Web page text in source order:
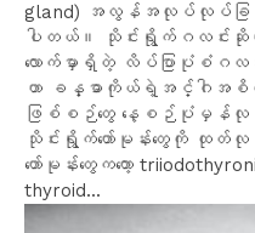
gland) အလွန်အလုပ်လုပ်ခြင်းက
ပါတယ်။ သိုင်းရွိုက်ဂလင်းဆိုတာ လည်ပင်းရှေ့တည့်တည့် အောက်ခြေနား
လောက်မှာရှိတဲ့ လိပ်ပြာပုံစံဂလင်း
ဟာ ခန္ဓာကိုယ်ရဲ့အင်္ဂါအစိ
ဖြစ်စဉ်တွေ နေ့စဉ်ပုံမှန်လု
သိုင်းရွိုက်ဟော်မုန်းတွေကို ထုတ်လုပ်ပေးနေ
ဟော်မုန်းတွေကတော့
thyroid...